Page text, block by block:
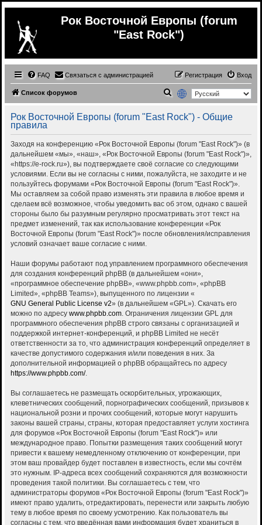
Рок Восточной Европы (forum
"East Rock")
FAQ Связаться с администрацией Вход
Регистрация
Список форумов
и
с
к
Рок Восточной Европы (forum "East Rock") - Общие
правила
Заходя на конференцию «Рок Восточной Европы (forum "East Rock")» (в
дальнейшем «мы», «наш», «Рок Восточной Европы (forum "East Rock")»,
«https://e-rock.ru»), вы подтверждаете своё согласие со следующими
условиями. Если вы не согласны с ними, пожалуйста, не заходите и не
пользуйтесь форумами «Рок Восточной Европы (forum "East Rock")».
Мы оставляем за собой право изменять эти правила в любое время и
сделаем всё возможное, чтобы уведомить вас об этом, однако с вашей
стороны было бы разумным регулярно просматривать этот текст на
предмет изменений, так как использование конференции «Рок
Восточной Европы (forum "East Rock")» после обновления/исправления
условий означает ваше согласие с ними.
Наши форумы работают под управлением программного обеспечения
для создания конференций phpBB (в дальнейшем «они»,
«программное обеспечение phpBB», «www.phpbb.com», «phpBB
Limited», «phpBB Teams»), выпущенного по лицензии «
GNU General Public License v2» (в дальнейшем «GPL»). Скачать его
можно по адресу www.phpbb.com. Ограничения лицензии GPL для
программного обеспечения phpBB строго связаны с организацией и
поддержкой интернет-конференций, и phpBB Limited не несёт
ответственности за то, что администрация конференций определяет в
качестве допустимого содержания и/или поведения в них. За
дополнительной информацией о phpBB обращайтесь по адресу
https://www.phpbb.com/.
Вы соглашаетесь не размещать оскорбительных, угрожающих,
клеветнических сообщений, порнографических сообщений, призывов к
национальной розни и прочих сообщений, которые могут нарушить
законы вашей страны, страны, которая предоставляет услуги хостинга
для форумов «Рок Восточной Европы (forum "East Rock")» или
международное право. Попытки размещения таких сообщений могут
привести к вашему немедленному отключению от конференции, при
этом ваш провайдер будет поставлен в известность, если мы сочтём
это нужным. IP-адреса всех сообщений сохраняются для возможности
проведения такой политики. Вы соглашаетесь с тем, что
администраторы форумов «Рок Восточной Европы (forum "East Rock")»
имеют право удалить, отредактировать, перенести или закрыть любую
тему в любое время по своему усмотрению. Как пользователь вы
согласны с тем, что введённая вами информация будет храниться в